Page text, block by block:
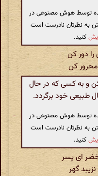
توسط هوش مصنوعی در
به نظرتان نادرست است
کنید.
دور کن
کن
و به کسی که در حال
خود برگردد.
توسط هوش مصنوعی در
به نظرتان نادرست است
کنید.
ای پسر
گهر